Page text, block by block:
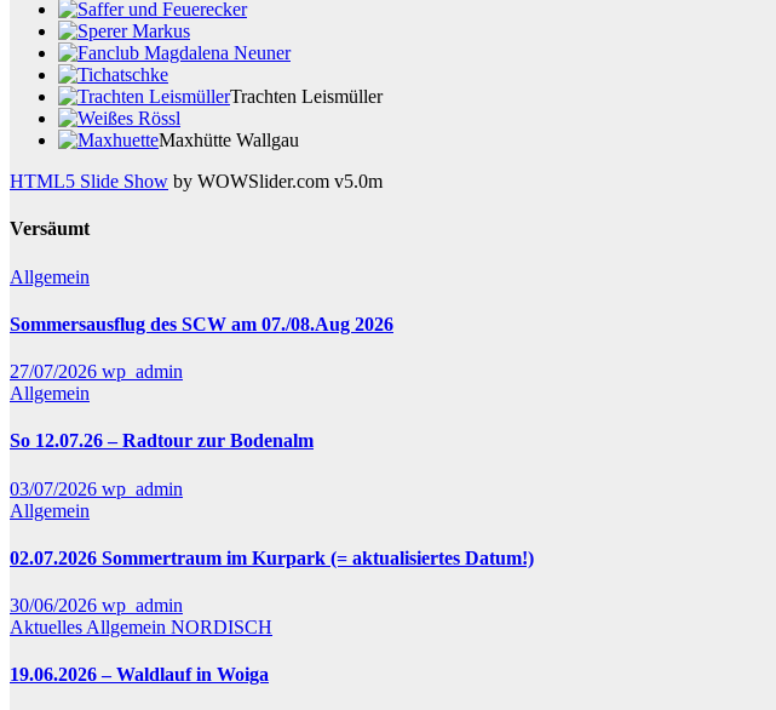
Trachten Leismüller
Maxhütte Wallgau
HTML5 Slide Show by WOWSlider.com v5.0m
Versäumt
Allgemein
Sommersausflug des SCW am 07./08.Aug 2026
27/07/2026 wp_admin
Allgemein
So 12.07.26 – Radtour zur Bodenalm
03/07/2026 wp_admin
Allgemein
02.07.2026 Sommertraum im Kurpark (= aktualisiertes Datum!)
30/06/2026 wp_admin
Aktuelles Allgemein NORDISCH
19.06.2026 – Waldlauf in Woiga